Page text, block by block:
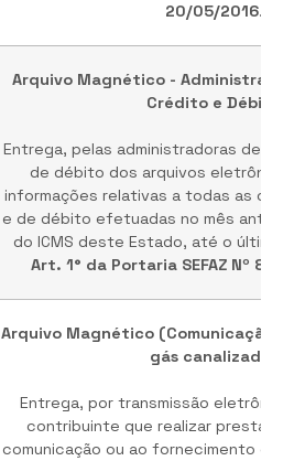
20/05/2016.
Arquivo Magnético -
Crédito e Débito
Entrega, pelas administradoras de
de débito dos arquivos
informações relativas a todas as
e de débito efetuadas no mês
do ICMS deste Estado, até o último
Art. 1° da Portaria SEFAZ Nº 87
Arquivo Magnético (Comunicação,
gás canalizado)
Entrega, por transmissão
contribuinte que realizar
comunicação ou ao fornecimento de